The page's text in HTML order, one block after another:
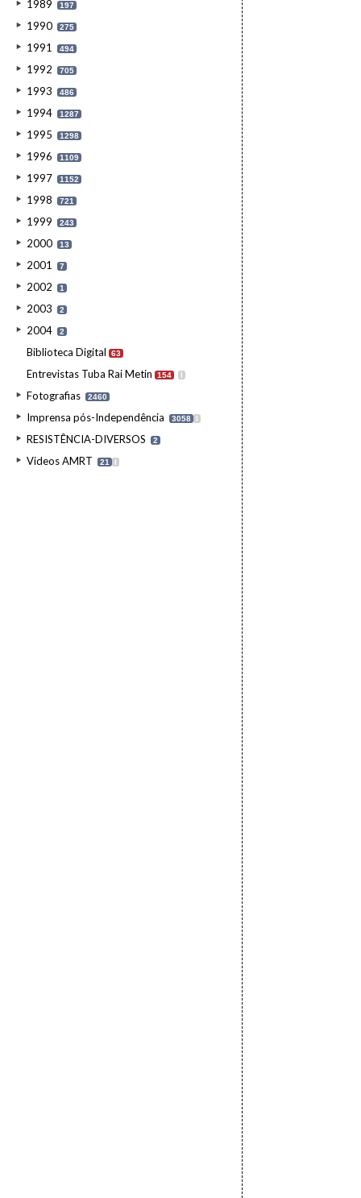
1989 197
1990 275
1991 494
1992 705
1993 486
1994 1287
1995 1298
1996 1109
1997 1152
1998 721
1999 243
2000 13
2001 7
2002 1
2003 2
2004 2
Biblioteca Digital 63
Entrevistas Tuba Rai Metin 154 I
Fotografias 2460
Imprensa pós-Independência 3058 I
RESISTÊNCIA-DIVERSOS 2
Videos AMRT 21 I